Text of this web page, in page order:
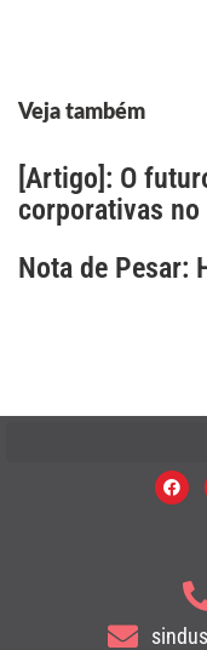
Veja também
[Artigo]: O
corporativas no
Nota de Pesar: